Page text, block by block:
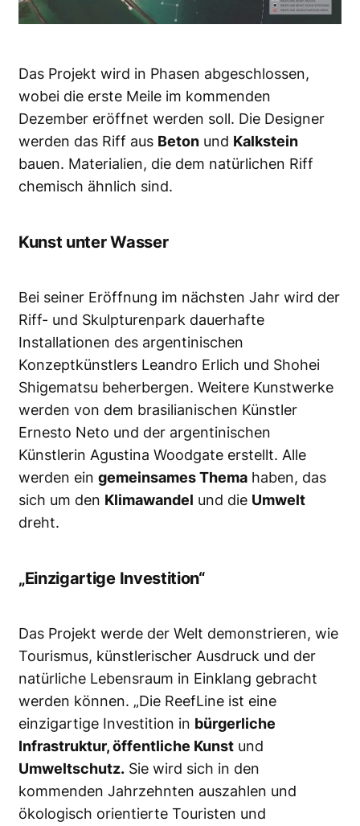
Das Projekt wird in Phasen abgeschlossen,
wobei die erste Meile im kommenden
Dezember eröffnet werden soll. Die Designer
werden das Riff aus Beton und Kalkstein
bauen. Materialien, die dem natürlichen Riff
chemisch ähnlich sind.
Kunst unter Wasser
Bei seiner Eröffnung im nächsten Jahr wird der
Riff- und Skulpturenpark dauerhafte
Installationen des argentinischen
Konzeptkünstlers Leandro Erlich und Shohei
Shigematsu beherbergen. Weitere Kunstwerke
werden von dem brasilianischen Künstler
Ernesto Neto und der argentinischen
Künstlerin Agustina Woodgate erstellt. Alle
werden ein gemeinsames Thema haben, das
sich um den Klimawandel und die Umwelt
dreht.
„Einzigartige Investition“
Das Projekt werde der Welt demonstrieren, wie
Tourismus, künstlerischer Ausdruck und der
natürliche Lebensraum in Einklang gebracht
werden können. „Die ReefLine ist eine
einzigartige Investition in bürgerliche
Infrastruktur, öffentliche Kunst und
Umweltschutz. Sie wird sich in den
kommenden Jahrzehnten auszahlen und
ökologisch orientierte Touristen und